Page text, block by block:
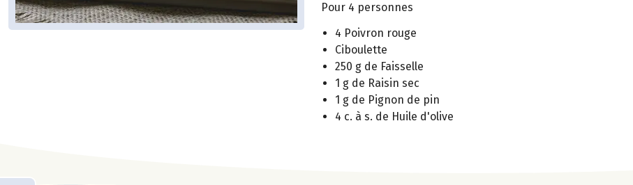
Pour 4 personnes
4 Poivron rouge
Ciboulette
250 g de Faisselle
1 g de Raisin sec
1 g de Pignon de pin
4 c. à s. de Huile d'olive